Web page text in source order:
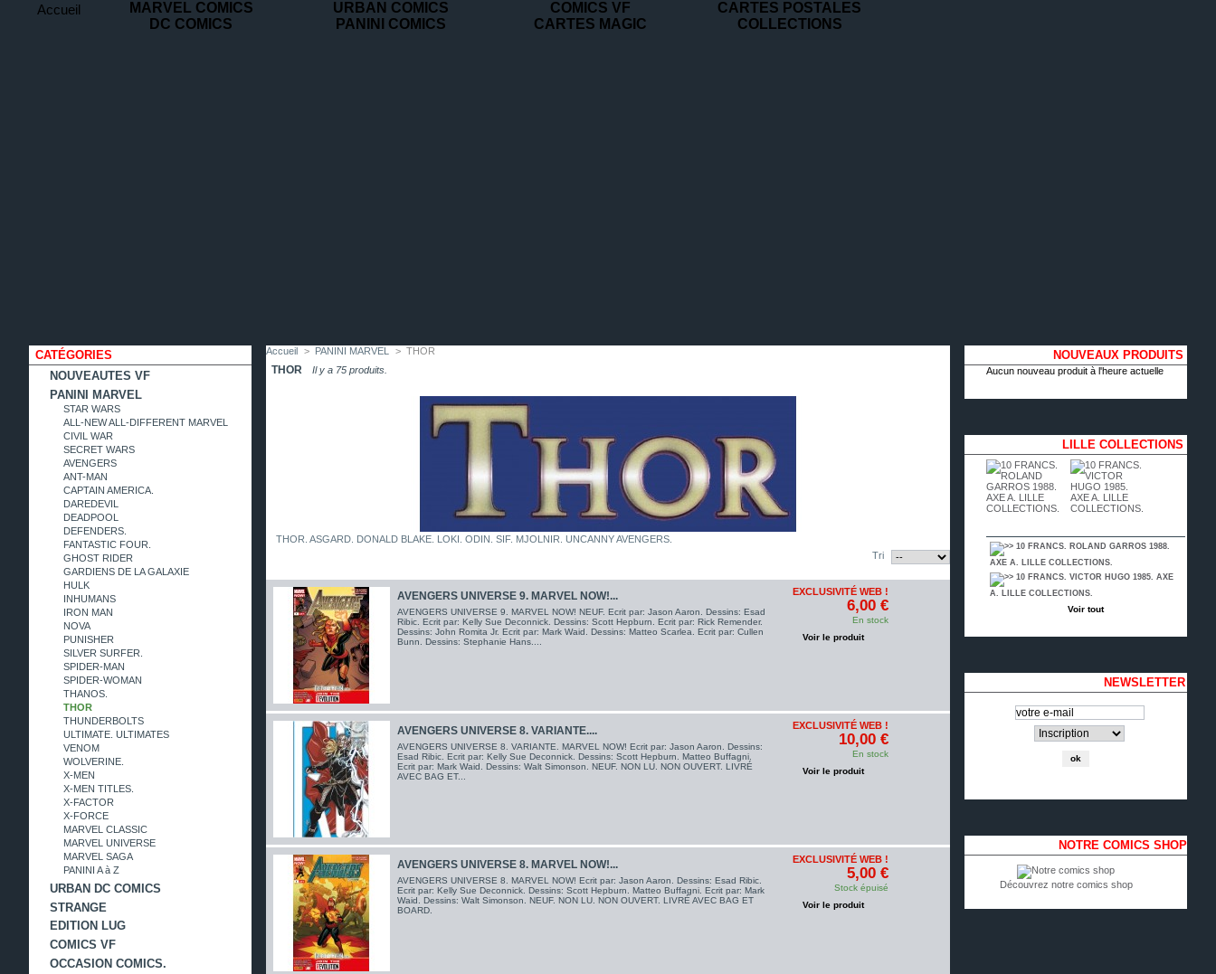
Accueil
MARVEL COMICS
DC COMICS
URBAN COMICS
PANINI COMICS
COMICS VF
CARTES MAGIC
CARTES POSTALES
COLLECTIONS
CATÉGORIES
NOUVEAUTES VF
PANINI MARVEL
STAR WARS
ALL-NEW ALL-DIFFERENT MARVEL
CIVIL WAR
SECRET WARS
AVENGERS
ANT-MAN
CAPTAIN AMERICA.
DAREDEVIL
DEADPOOL
DEFENDERS.
FANTASTIC FOUR.
GHOST RIDER
GARDIENS DE LA GALAXIE
HULK
INHUMANS
IRON MAN
NOVA
PUNISHER
SILVER SURFER.
SPIDER-MAN
SPIDER-WOMAN
THANOS.
THOR
THUNDERBOLTS
ULTIMATE. ULTIMATES
VENOM
WOLVERINE.
X-MEN
X-MEN TITLES.
X-FACTOR
X-FORCE
MARVEL CLASSIC
MARVEL UNIVERSE
MARVEL SAGA
PANINI A à Z
URBAN DC COMICS
STRANGE
EDITION LUG
COMICS VF
OCCASION COMICS.
Accueil > PANINI MARVEL > THOR
THOR Il y a 75 produits.
THOR. ASGARD. DONALD BLAKE. LOKI. ODIN. SIF. MJOLNIR. UNCANNY AVENGERS.
Tri
AVENGERS UNIVERSE 9. MARVEL NOW!...
AVENGERS UNIVERSE 9. MARVEL NOW! NEUF. Ecrit par: Jason Aaron. Dessins: Esad
Ribic. Ecrit par: Kelly Sue Deconnick. Dessins: Scott Hepburn. Ecrit par: Rick Remender.
Dessins: John Romita Jr. Ecrit par: Mark Waid. Dessins: Matteo Scarlea. Ecrit par: Cullen
Bunn. Dessins: Stephanie Hans....
EXCLUSIVITÉ WEB !
6,00 €
En stock
Voir le produit
AVENGERS UNIVERSE 8. VARIANTE....
AVENGERS UNIVERSE 8. VARIANTE. MARVEL NOW! Ecrit par: Jason Aaron. Dessins:
Esad Ribic. Ecrit par: Kelly Sue Deconnick. Dessins: Scott Hepburn. Matteo Buffagni.
Ecrit par: Mark Waid. Dessins: Walt Simonson. NEUF. NON LU. NON OUVERT. LIVRÉ
AVEC BAG ET...
EXCLUSIVITÉ WEB !
10,00 €
En stock
Voir le produit
AVENGERS UNIVERSE 8. MARVEL NOW!...
AVENGERS UNIVERSE 8. MARVEL NOW! Ecrit par: Jason Aaron. Dessins: Esad Ribic.
Ecrit par: Kelly Sue Deconnick. Dessins: Scott Hepburn. Matteo Buffagni. Ecrit par: Mark
Waid. Dessins: Walt Simonson. NEUF. NON LU. NON OUVERT. LIVRÉ AVEC BAG ET
BOARD.
EXCLUSIVITÉ WEB !
5,00 €
Stock épuisé
Voir le produit
NOUVEAUX PRODUITS
Aucun nouveau produit à l'heure actuelle
LILLE COLLECTIONS
10 FRANCS. ROLAND GARROS 1988.
AXE A. LILLE COLLECTIONS.
10 FRANCS. VICTOR HUGO 1985. AXE
A. LILLE COLLECTIONS.
Voir tout
NEWSLETTER
NOTRE COMICS SHOP
Découvrez notre comics shop